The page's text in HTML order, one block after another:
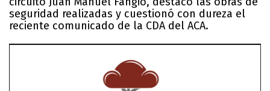
seguridad realizadas y cuestionó con dureza el
reciente comunicado de la CDA del ACA.